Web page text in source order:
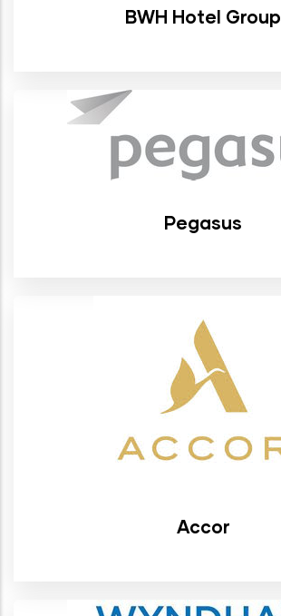
BWH Hotel Group
Pegasus
Accor